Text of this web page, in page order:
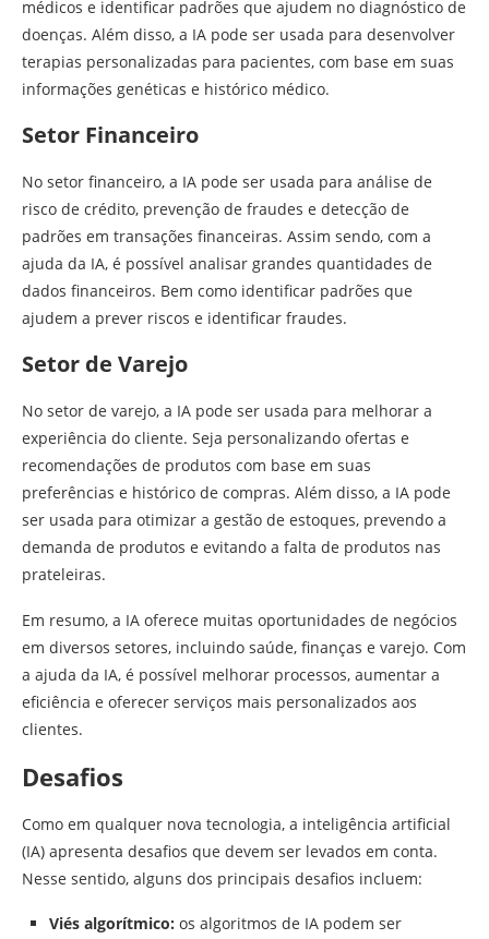
médicos e identificar padrões que ajudem no diagnóstico de
doenças. Além disso, a IA pode ser usada para desenvolver
terapias personalizadas para pacientes, com base em suas
informações genéticas e histórico médico.
Setor Financeiro
No setor financeiro, a IA pode ser usada para análise de
risco de crédito, prevenção de fraudes e detecção de
padrões em transações financeiras. Assim sendo, com a
ajuda da IA, é possível analisar grandes quantidades de
dados financeiros. Bem como identificar padrões que
ajudem a prever riscos e identificar fraudes.
Setor de Varejo
No setor de varejo, a IA pode ser usada para melhorar a
experiência do cliente. Seja personalizando ofertas e
recomendações de produtos com base em suas
preferências e histórico de compras. Além disso, a IA pode
ser usada para otimizar a gestão de estoques, prevendo a
demanda de produtos e evitando a falta de produtos nas
prateleiras.
Em resumo, a IA oferece muitas oportunidades de negócios
em diversos setores, incluindo saúde, finanças e varejo. Com
a ajuda da IA, é possível melhorar processos, aumentar a
eficiência e oferecer serviços mais personalizados aos
clientes.
Desafios
Como em qualquer nova tecnologia, a inteligência artificial
(IA) apresenta desafios que devem ser levados em conta.
Nesse sentido, alguns dos principais desafios incluem:
Viés algorítmico: os algoritmos de IA podem ser